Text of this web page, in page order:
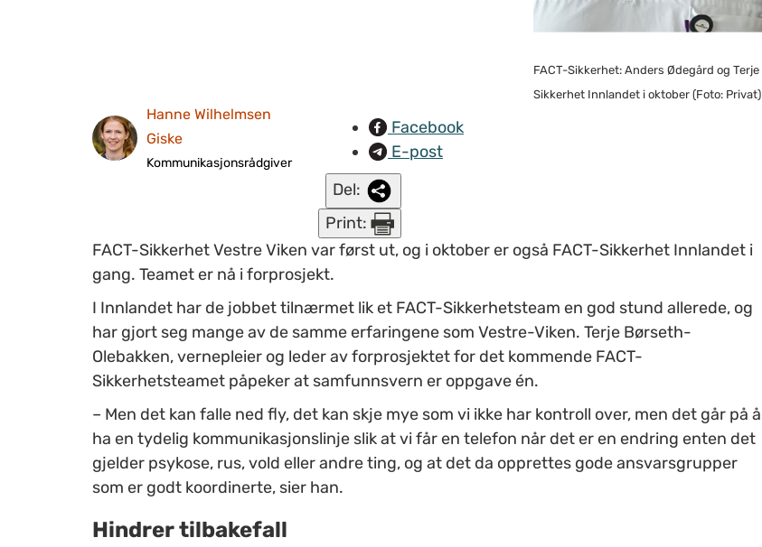
FACT-Sikkerhet: Anders Ødegård og Terje
Sikkerhet Innlandet i oktober (Foto: Privat)
Hanne Wilhelmsen
Giske
Kommunikasjonsrådgiver
Facebook
E-post
Del:
Print:
FACT-Sikkerhet Vestre Viken var først ut, og i oktober er også FACT-Sikkerhet Innlandet i
gang. Teamet er nå i forprosjekt.
I Innlandet har de jobbet tilnærmet lik et FACT-Sikkerhetsteam en god stund allerede, og
har gjort seg mange av de samme erfaringene som Vestre-Viken. Terje Børseth-
Olebakken, vernepleier og leder av forprosjektet for det kommende FACT-
Sikkerhetsteamet påpeker at samfunnsvern er oppgave én.
– Men det kan falle ned fly, det kan skje mye som vi ikke har kontroll over, men det går på å
ha en tydelig kommunikasjonslinje slik at vi får en telefon når det er en endring enten det
gjelder psykose, rus, vold eller andre ting, og at det da opprettes gode ansvarsgrupper
som er godt koordinerte, sier han.
Hindrer tilbakefall